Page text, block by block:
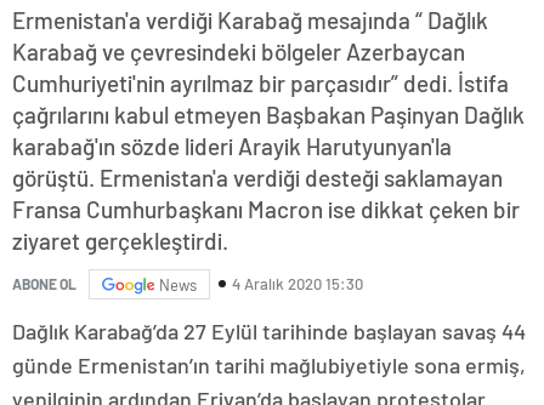
Ermenistan'a verdiği Karabağ mesajında “ Dağlık
Karabağ ve çevresindeki bölgeler Azerbaycan
Cumhuriyeti'nin ayrılmaz bir parçasıdır” dedi. İstifa
çağrılarını kabul etmeyen Başbakan Paşinyan Dağlık
karabağ'ın sözde lideri Arayik Harutyunyan'la
görüştü. Ermenistan'a verdiği desteği saklamayan
Fransa Cumhurbaşkanı Macron ise dikkat çeken bir
ziyaret gerçekleştirdi.
ABONE OL News 4 Aralık 2020 15:30
Dağlık Karabağ’da 27 Eylül tarihinde başlayan savaş 44
günde Ermenistan’ın tarihi mağlubiyetiyle sona ermiş,
yenilginin ardından Erivan’da başlayan protestolar